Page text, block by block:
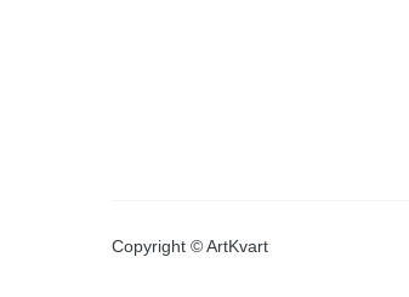
Copyright © ArtKvart